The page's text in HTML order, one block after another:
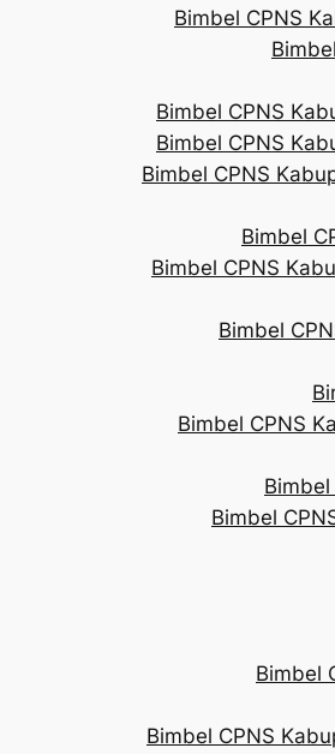
Bimbel CPNS
Bimbel CPNS
Bimbel CPNS
Bimbel CPNS
Bimbel
Bimbel CPNS
Bimbel
Bimbel CPNS
Bimbel
Bimbel
Bimbel CPNS